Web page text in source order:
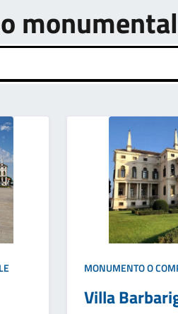
MONUMENTO O
Villa